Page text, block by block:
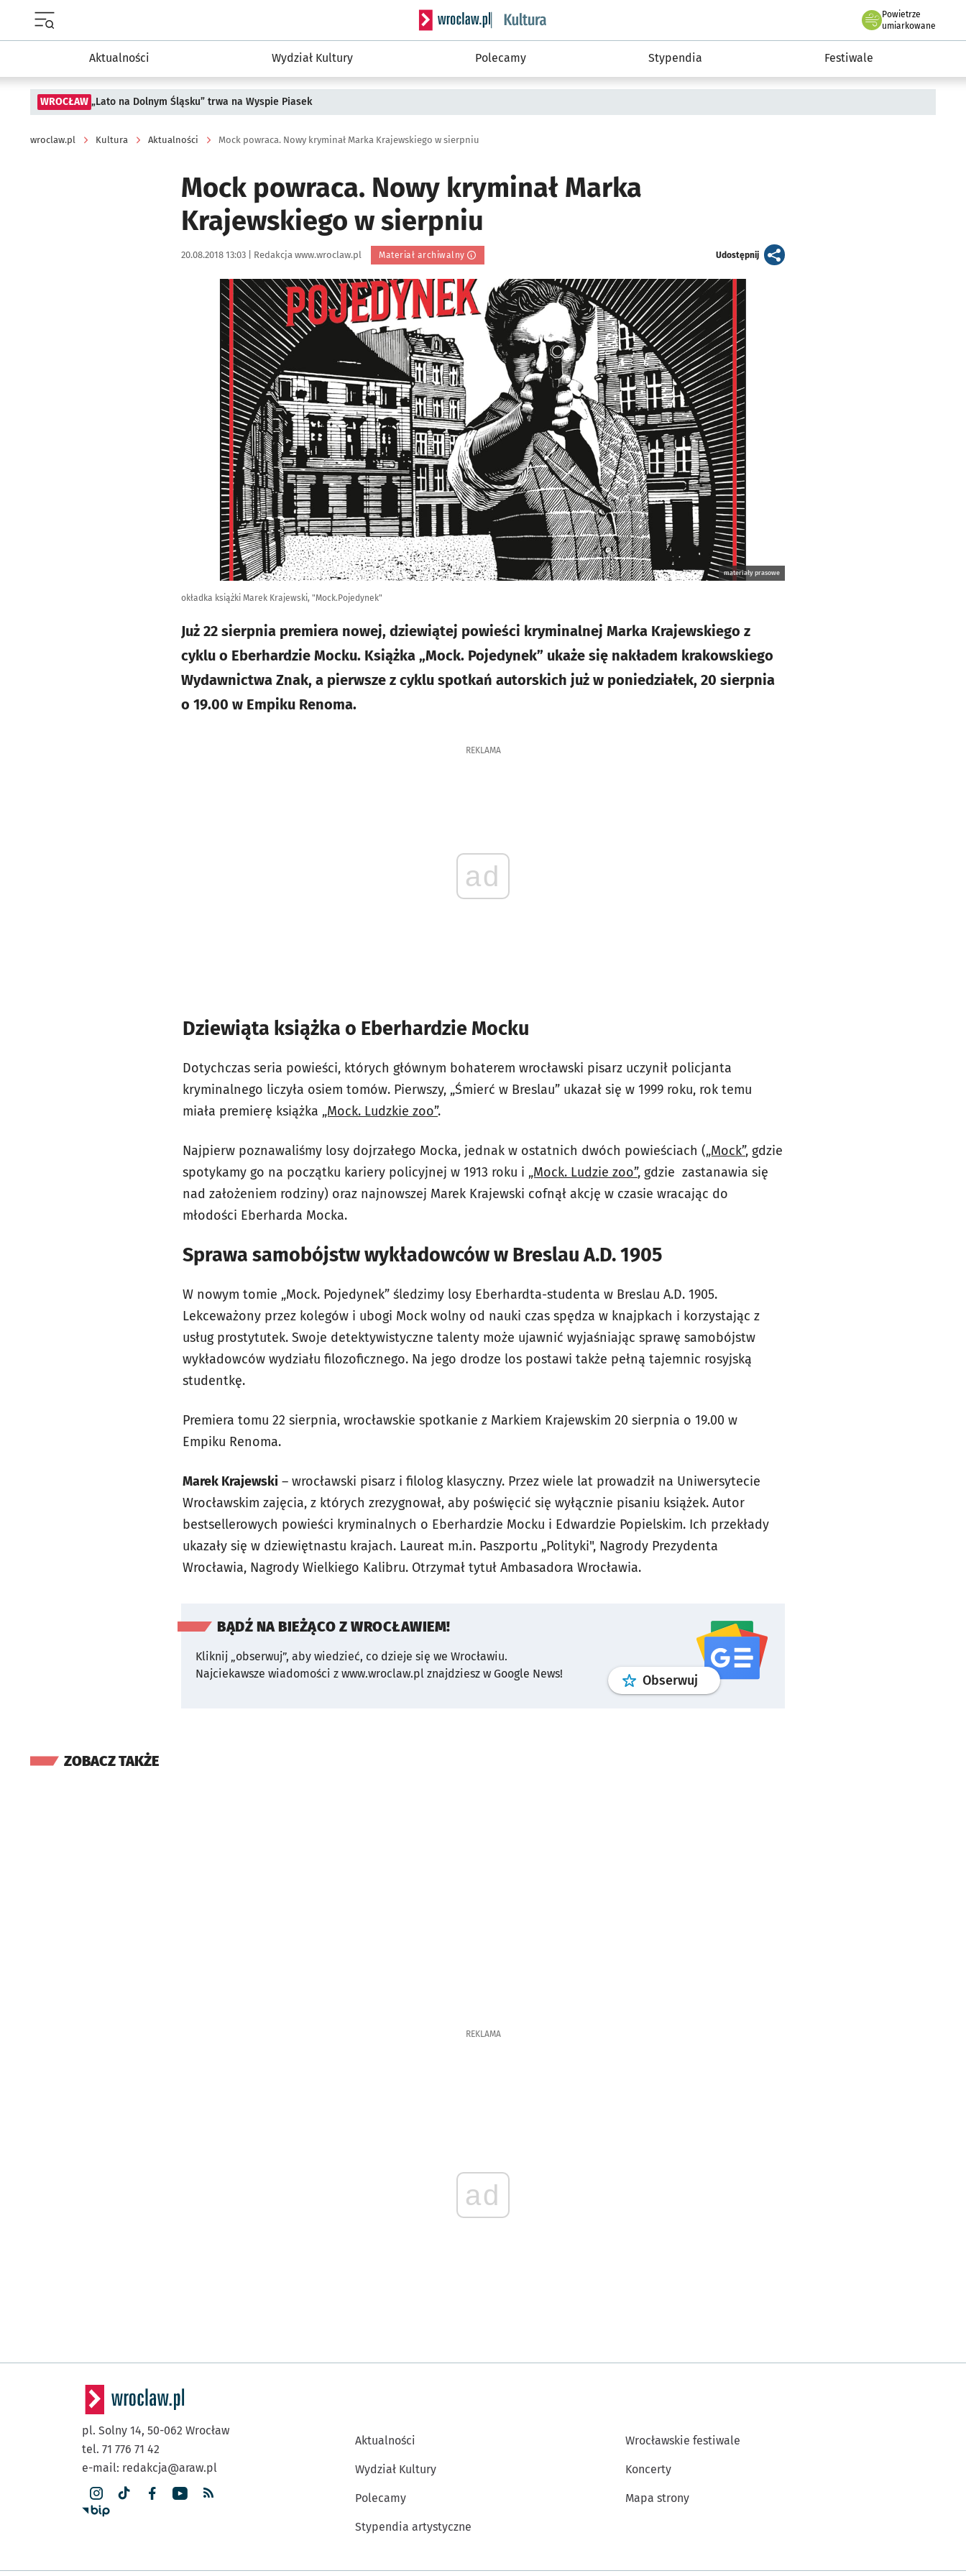
Serwis informacyjny wroclaw.pl podserwis: Kultura
Powietrze
we Wrocławiu
umiarkowane
Aktualności Wydział Kultury Polecamy Stypendia Festiwale
WROCŁAW „Lato na Dolnym Śląsku” trwa na Wyspie Piasek
wroclaw.pl Kultura Aktualności Mock powraca. Nowy kryminał Marka Krajewskiego w sierpniu
Mock powraca. Nowy kryminał Marka
Krajewskiego w sierpniu
Data publikacji:
20.08.2018 13:03 | Autor:
Redakcja www.wroclaw.pl Materiał archiwalny Udostępnijartykuł
Kliknij, aby powiększyć
materiały prasowe
okładka książki Marek Krajewski, "Mock.Pojedynek"
Już 22 sierpnia premiera nowej, dziewiątej powieści kryminalnej Marka Krajewskiego z
cyklu o Eberhardzie Mocku. Książka „Mock. Pojedynek” ukaże się nakładem krakowskiego
Wydawnictwa Znak, a pierwsze z cyklu spotkań autorskich już w poniedziałek, 20 sierpnia
o 19.00 w Empiku Renoma.
REKLAMA
ad
Dziewiąta książka o Eberhardzie Mocku
Dotychczas seria powieści, których głównym bohaterem wrocławski pisarz uczynił policjanta
kryminalnego liczyła osiem tomów. Pierwszy, „Śmierć w Breslau” ukazał się w 1999 roku, rok temu
miała premierę książka „Mock. Ludzkie zoo”.
Najpierw poznawaliśmy losy dojrzałego Mocka, jednak w ostatnich dwóch powieściach („Mock”, gdzie
spotykamy go na początku kariery policyjnej w 1913 roku i „Mock. Ludzie zoo”, gdzie zastanawia się
nad założeniem rodziny) oraz najnowszej Marek Krajewski cofnął akcję w czasie wracając do
młodości Eberharda Mocka.
Sprawa samobójstw wykładowców w Breslau A.D. 1905
W nowym tomie „Mock. Pojedynek” śledzimy losy Eberhardta-studenta w Breslau A.D. 1905.
Lekceważony przez kolegów i ubogi Mock wolny od nauki czas spędza w knajpkach i korzystając z
usług prostytutek. Swoje detektywistyczne talenty może ujawnić wyjaśniając sprawę samobójstw
wykładowców wydziału filozoficznego. Na jego drodze los postawi także pełną tajemnic rosyjską
studentkę.
Premiera tomu 22 sierpnia, wrocławskie spotkanie z Markiem Krajewskim 20 sierpnia o 19.00 w
Empiku Renoma.
Marek Krajewski – wrocławski pisarz i filolog klasyczny. Przez wiele lat prowadził na Uniwersytecie
Wrocławskim zajęcia, z których zrezygnował, aby poświęcić się wyłącznie pisaniu książek. Autor
bestsellerowych powieści kryminalnych o Eberhardzie Mocku i Edwardzie Popielskim. Ich przekłady
ukazały się w dziewiętnastu krajach. Laureat m.in. Paszportu „Polityki", Nagrody Prezydenta
Wrocławia, Nagrody Wielkiego Kalibru. Otrzymał tytuł Ambasadora Wrocławia.
BĄDŹ NA BIEŻĄCO Z WROCŁAWIEM!
Kliknij „obserwuj”, aby wiedzieć, co dzieje się we Wrocławiu.
Najciekawsze wiadomości z www.wroclaw.pl znajdziesz w Google News!
Obserwuj profilgoogle news
ZOBACZ TAKŻE
REKLAMA
ad
pl. Solny 14, 50-062 Wrocław
tel. 71 776 71 42
e-mail: redakcja@araw.pl
Aktualności
Wydział Kultury
Polecamy
Stypendia artystyczne
Wrocławskie festiwale
Koncerty
Mapa strony